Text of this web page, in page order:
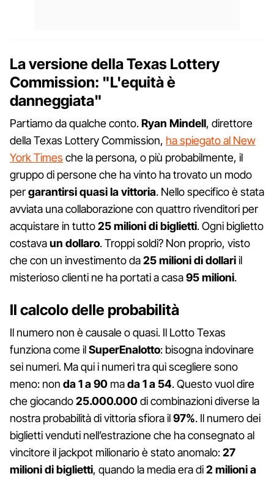
La versione della Texas Lottery
Commission: "L'equità è
danneggiata"
Partiamo da qualche conto.Ryan Mindell, direttore
della Texas Lottery Commission, ha spiegato al New
York Times che la persona, o più probabilmente, il
gruppo di persone che ha vinto ha trovato un modo
pergarantirsi quasi la vittoria. Nello specifico è stata
avviata una collaborazione con quattro rivenditori per
acquistare in tutto25 milioni di biglietti. Ogni biglietto
costavaun dollaro. Troppi soldi? Non proprio, visto
che con un investimento da25 milioni di dollariil
misterioso clienti ne ha portati a casa95 milioni.
Il calcolo delle probabilità
Il numero non è causale o quasi. Il Lotto Texas
funziona come ilSuperEnalotto: bisogna indovinare
sei numeri. Ma qui i numeri tra qui scegliere sono
meno: non da 1 a 90 mada 1 a 54. Questo vuol dire
che giocando25.000.000di combinazioni diverse la
nostra probabilità di vittoria sfiora il97%. Il numero dei
biglietti venduti nell’estrazione che ha consegnato al
vincitore il jackpot milionario è stato anomalo:27
milioni di biglietti, quando la media era di2 milioni a